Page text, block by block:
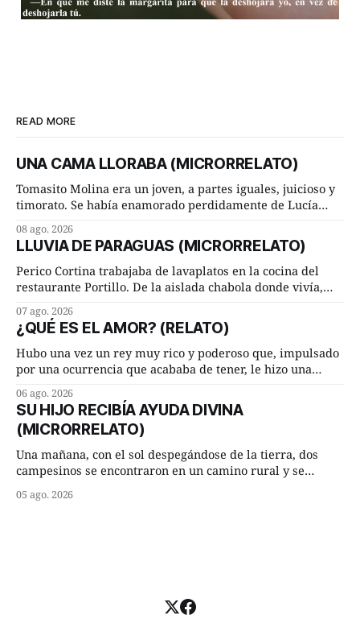
READ MORE
UNA CAMA LLORABA (MICRORRELATO)
Tomasito Molina era un joven, a partes iguales, juicioso y
timorato. Se había enamorado perdidamente de Lucía
ambos les iba de maravilla. Pero mantenían absoluta
discrepancia en un deseo ineluctable por parte de ella.
Lucía Arriate quería que ellos
08 ago. 2026
LLUVIA DE PARAGUAS (MICRORRELATO)
Perico Cortina trabajaba de lavaplatos en la cocina del
restaurante Portillo. De la aislada chabola donde vivía,
cuarto de hora andando a buen paso. Cierta noche,
terminada su jornada laboral caminaba él hacía su mísera
morada cundo comenzó a llover
07 ago. 2026
¿QUÉ ES EL AMOR? (RELATO)
Hubo una vez un rey muy rico y poderoso que, impulsado
por una ocurrencia que acababa de tener, le hizo una
Dime, hombre sabio, ¿qué es el amor según tú? Su
consejero, que era muy prudente y astuto le respondió de
inmediato:
06 ago. 2026
SU HIJO RECIBÍA AYUDA DIVINA
(MICRORRELATO)
Una mañana, con el sol despegándose de la tierra, dos
campesinos se encontraron en un camino rural y se
remolachas, Manuel? —quiso saber uno. —Eso acabo de
05 ago. 2026